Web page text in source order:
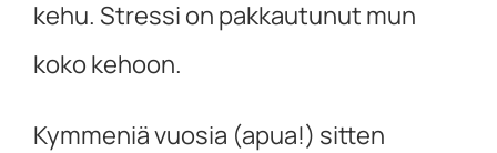
kehu. Stressi on pakkautunut mun
koko kehoon.
Kymmeniä vuosia (apua!) sitten